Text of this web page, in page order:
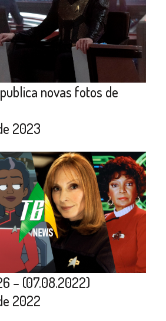
novas fotos de
2023
– (07.08.2022)
2022